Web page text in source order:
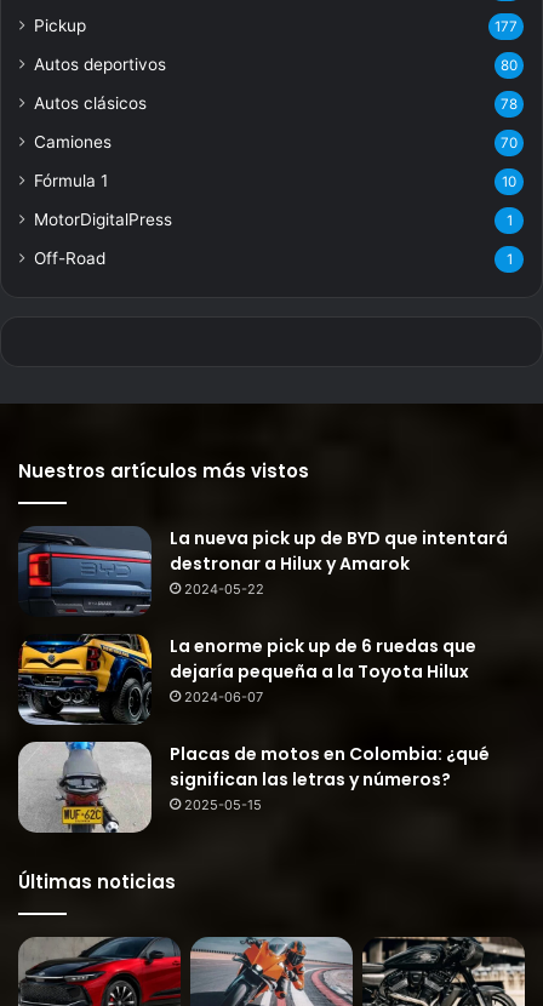
Pickup 177
Autos deportivos 80
Autos clásicos 78
Camiones 70
Fórmula 1 10
MotorDigitalPress 1
Off-Road 1
Nuestros artículos más vistos
La nueva pick up de BYD que intentará
destronar a Hilux y Amarok
2024-05-22
La enorme pick up de 6 ruedas que
dejaría pequeña a la Toyota Hilux
2024-06-07
Placas de motos en Colombia: ¿qué
significan las letras y números?
2025-05-15
Últimas noticias